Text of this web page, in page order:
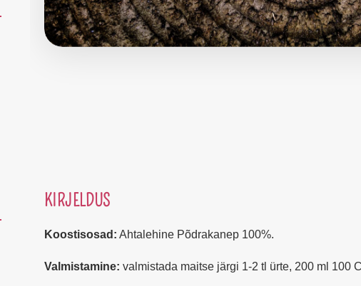
KIRJELDUS
Koostisosad: Ahtalehine Põdrakanep 100%.
Valmistamine: valmistada maitse järgi 1-2 tl ürte, 200 ml 100